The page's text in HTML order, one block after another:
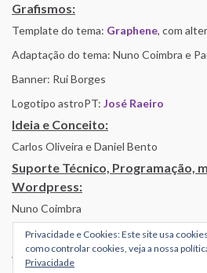
Grafismos:
Template do tema: Graphene, com
Adaptação do tema: Nuno Coimbra e
Banner: Rui Borges
Logotipo astroPT: José Raeiro
Ideia e Conceito:
Carlos Oliveira e Daniel Bento
Suporte Técnico, Programação,
Wordpress:
Nuno Coimbra
Alojamento por Simbiose
Privacidade e Cookies: Este site usa
como controlar cookies, veja a nossa
Privacidade